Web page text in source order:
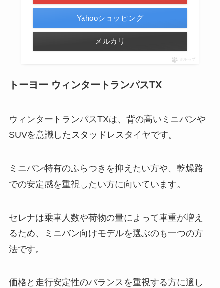
Yahooショッピング
メルカリ
ポチップ
トーヨー ウィンタートランパスTX
ウィンタートランパスTXは、背の高いミニバンや
SUVを意識したスタッドレスタイヤです。
ミニバン特有のふらつきを抑えたい方や、乾燥路
での安定感を重視したい方に向いています。
セレナは乗車人数や荷物の量によって車重が増え
るため、ミニバン向けモデルを選ぶのも一つの方
法です。
価格と走行安定性のバランスを重視する方に適し